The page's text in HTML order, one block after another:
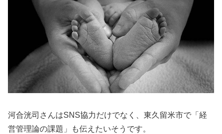
河合洸司さんはSNS協力だけでなく、東久留米市で「経
営管理論の課題」も伝えたいそうです。